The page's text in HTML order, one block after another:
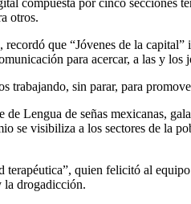
compuesta por cinco secciones
otros.
que “Jóvenes de la
para acercar, a las y los
trabajando, sin parar, para
Lengua de señas mexicanas,
se visibiliza a los sectores de la
quien felicitó al
la drogadicción.